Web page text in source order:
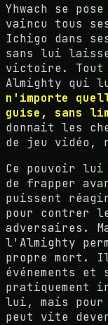
Yhwach se
vaincu tous
Ichigo dans
sans lui
victoire. Tout
Almighty qui
n'importe
guise, sans
donnait les
de jeu vidéo,
Ce pouvoir lui
de frapper
puissent
pour contrer
adversaires.
l'Almighty
propre mort.
événements
pratiquement
lui, mais pour
peut vite